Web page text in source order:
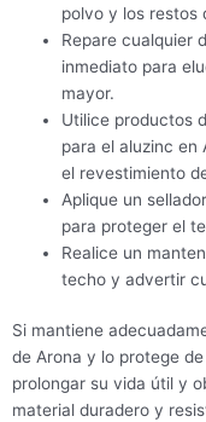
polvo y los restos
Repare cualquier
inmediato para
mayor.
Utilice productos
para el aluzinc en
el revestimiento
Aplique un
para proteger el
Realice un
techo y advertir
Si mantiene
de Arona y lo protege
prolongar su vida útil y
material duradero y